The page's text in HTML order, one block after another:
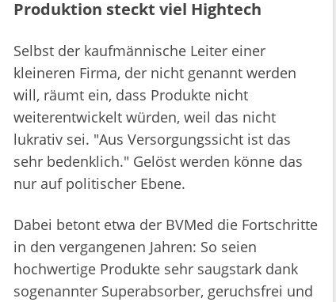
Produktion steckt viel Hightech
Selbst der kaufmännische Leiter einer
kleineren Firma, der nicht genannt werden
will, räumt ein, dass Produkte nicht
weiterentwickelt würden, weil das nicht
lukrativ sei. "Aus Versorgungssicht ist das
sehr bedenklich." Gelöst werden könne das
nur auf politischer Ebene.
Dabei betont etwa der BVMed die Fortschritte
in den vergangenen Jahren: So seien
hochwertige Produkte sehr saugstark dank
sogenannter Superabsorber, geruchsfrei und